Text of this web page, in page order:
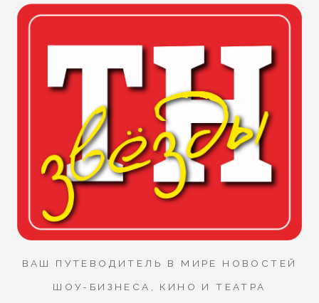
ВАШ ПУТЕВОДИТЕЛЬ В МИРЕ НОВОСТЕЙ
ШОУ-БИЗНЕСА, КИНО И ТЕАТРА